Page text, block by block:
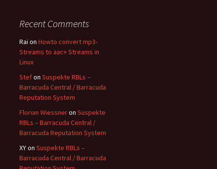
Recent Comments
Rai on Howto convert mp3-
Streams to aac+ Streams in
Linux
Stefon Suspekte RBLs –
Barracuda Central / Barracuda
Reputation System
Florian Wiessneron Suspekte
RBLs – Barracuda Central /
Barracuda Reputation System
XYon Suspekte RBLs –
Barracuda Central / Barracuda